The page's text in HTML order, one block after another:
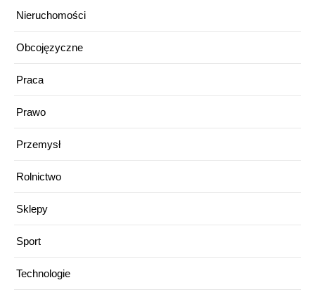
Nieruchomości
Obcojęzyczne
Praca
Prawo
Przemysł
Rolnictwo
Sklepy
Sport
Technologie